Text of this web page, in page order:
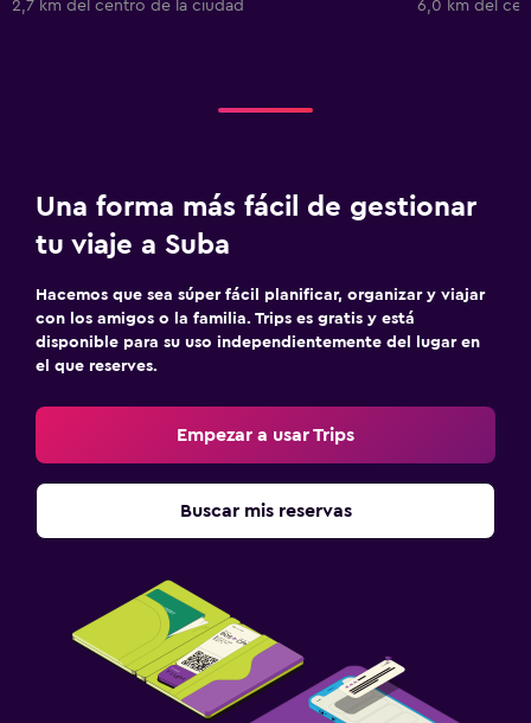
2,7 km del centro de la ciudad
6,0 km del
Una forma más fácil de gestionar
tu viaje a Suba
Hacemos que sea súper fácil planificar, organizar y viajar
con los amigos o la familia. Trips es gratis y está
disponible para su uso independientemente del lugar en
el que reserves.
Empezar a usar Trips
Buscar mis reservas